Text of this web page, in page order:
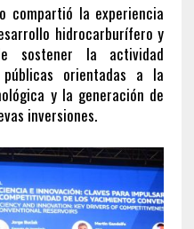
compartió la experiencia
hidrocarburífero y
sostener la actividad
orientadas a la
y la generación de
inversiones.